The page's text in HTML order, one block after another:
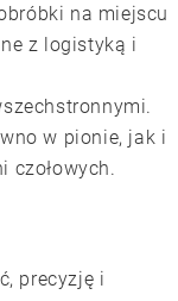
na miejscu
z logistyką i
w pionie, jak i
czołowych.
precyzję i